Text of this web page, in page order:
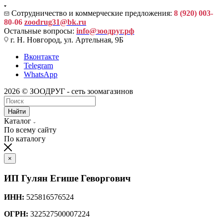
Сотрудничество и коммерческие предложения: 8 (920) 003-
80-06 zoodrug31@bk.ru
Остальные вопросы: info@зоодруг.рф
г. Н. Новгород, ул. Артельная, 9Б
Вконтакте
Telegram
WhatsApp
2026 © ЗООДРУГ - сеть зоомагазинов
Найти
Каталог
По всему сайту
По каталогу
×
ИП Гулян Егише Геворгович
ИНН: 525816576524
ОГРН: 322527500007224